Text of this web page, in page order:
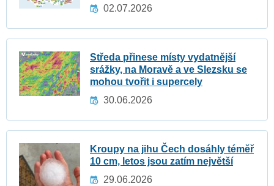
02.07.2026
Středa přinese místy vydatnější
srážky, na Moravě a ve Slezsku se
mohou tvořit i supercely
30.06.2026
Kroupy na jihu Čech dosáhly téměř
10 cm, letos jsou zatím největší
29.06.2026